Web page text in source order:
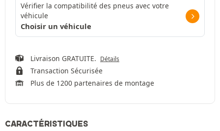
Vérifier la compatibilité des pneus avec votre
véhicule
Choisir un véhicule
Livraison GRATUITE. Détails
Transaction Sécurisée
Plus de 1200 partenaires de montage
CARACTÉRISTIQUES